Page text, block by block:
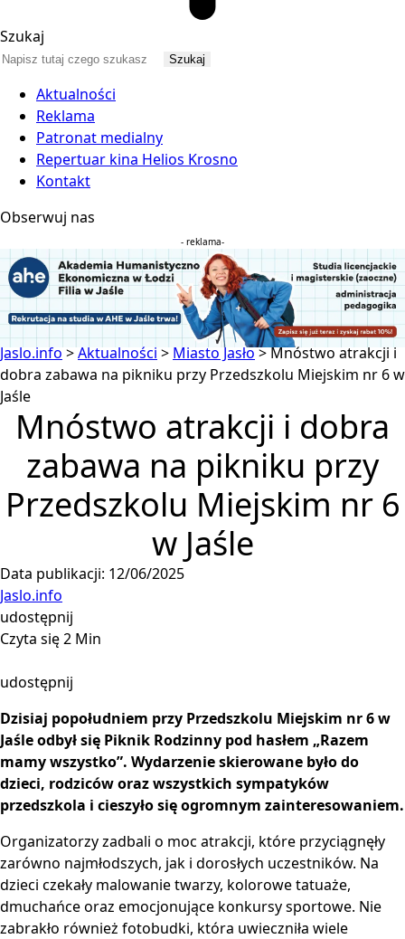
Szukaj
Aktualności
Reklama
Patronat medialny
Repertuar kina Helios Krosno
Kontakt
Obserwuj nas
- reklama-
Jaslo.info>Aktualności > Miasto Jasło>Mnóstwo atrakcji i
dobra zabawa na pikniku przy Przedszkolu Miejskim nr 6 w
Jaśle
Mnóstwo atrakcji i dobra
zabawa na pikniku przy
Przedszkolu Miejskim nr 6
w Jaśle
Data publikacji: 12/06/2025
Jaslo.info
udostępnij
Czyta się 2 Min
udostępnij
Dzisiaj popołudniem przy Przedszkolu Miejskim nr 6 w
Jaśle odbył się Piknik Rodzinny pod hasłem „Razem
mamy wszystko”. Wydarzenie skierowane było do
dzieci, rodziców oraz wszystkich sympatyków
przedszkola i cieszyło się ogromnym zainteresowaniem.
Organizatorzy zadbali o moc atrakcji, które przyciągnęły
zarówno najmłodszych, jak i dorosłych uczestników. Na
dzieci czekały malowanie twarzy, kolorowe tatuaże,
dmuchańce oraz emocjonujące konkursy sportowe. Nie
zabrakło również fotobudki, która uwieczniła wiele